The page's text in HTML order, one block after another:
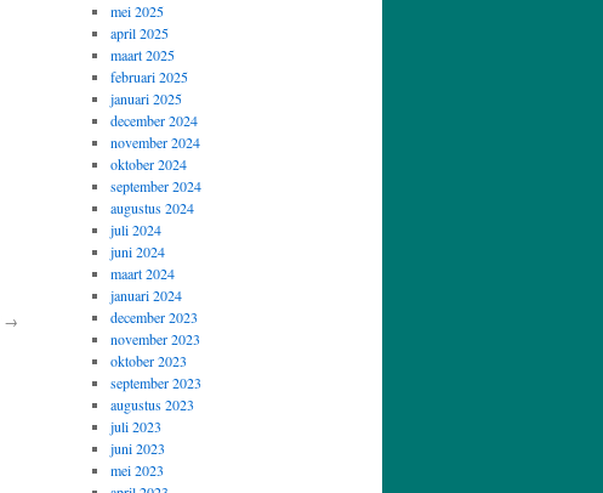
→
mei 2025
april 2025
maart 2025
februari 2025
januari 2025
december 2024
november 2024
oktober 2024
september 2024
augustus 2024
juli 2024
juni 2024
maart 2024
januari 2024
december 2023
november 2023
oktober 2023
september 2023
augustus 2023
juli 2023
juni 2023
mei 2023